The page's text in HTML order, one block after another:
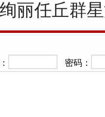
丽任丘群